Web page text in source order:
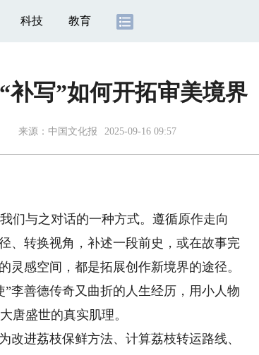
科技 教育
补写”如何开拓审美境界
来源： 中国文化报 2025-09-16 09:57
与之对话的一种方式。遵循原作走向
、转换视角，补述一段前史，或在故事完
灵感空间，都是拓展创作新境界的途径。
善德传奇又曲折的人生经历，用小人物
唐盛世的真实肌理。
进荔枝保鲜方法、计算荔枝转运路线、